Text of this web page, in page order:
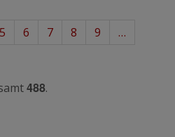
5 6 7 8 9
…
488.